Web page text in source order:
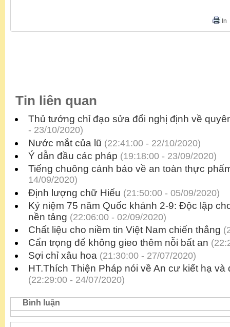
In
Tin liên quan
Thủ tướng chỉ đạo sửa đổi nghị định về
- 23/10/2020)
Nước mắt của lũ (22:41:00 - 22/10/2020)
Ý dẫn đầu các pháp (19:18:00 - 23/09/2020)
Tiếng chuông cảnh báo về an toàn thực
14/09/2020)
Định lượng chữ Hiếu (21:50:00 - 05/09/2020)
Kỷ niệm 75 năm Quốc khánh 2-9: Độc lập
nền tảng (22:06:00 - 02/09/2020)
Chất liệu cho niềm tin Việt Nam chiến thắng
Cẩn trọng để không gieo thêm nỗi bất an
Sợi chỉ xâu hoa (21:30:00 - 27/07/2020)
HT.Thích Thiện Pháp nói về An cư kiết hạ và
(22:29:00 - 24/07/2020)
Bình luận